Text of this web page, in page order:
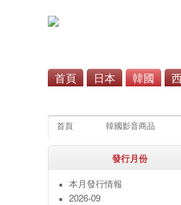
首頁 日本 韓國
首頁 韓國影音商品
發行月份
本月發行情報
2026-09